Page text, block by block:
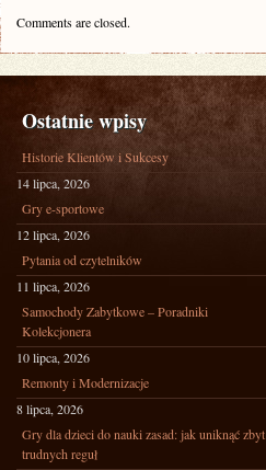
Comments are closed.
Ostatnie wpisy
Historie Klientów i Sukcesy
14 lipca, 2026
Gry e-sportowe
12 lipca, 2026
Pytania od czytelników
11 lipca, 2026
Samochody Zabytkowe – Poradniki
Kolekcjonera
10 lipca, 2026
Remonty i Modernizacje
8 lipca, 2026
Gry dla dzieci do nauki zasad: jak uniknąć zbyt
trudnych reguł